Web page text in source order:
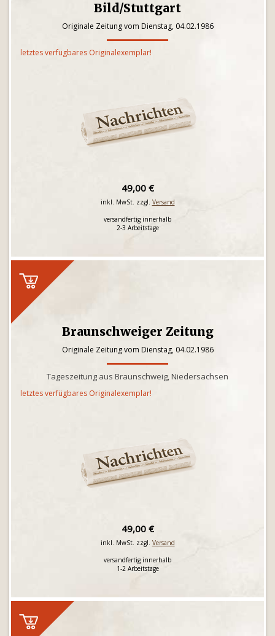
Bild/Stuttgart
Originale Zeitung vom Dienstag, 04.02.1986
letztes verfügbares Originalexemplar!
49,00 €
inkl. MwSt. zzgl. Versand
versandfertig innerhalb
2-3 Arbeitstage
Braunschweiger Zeitung
Originale Zeitung vom Dienstag, 04.02.1986
Tageszeitung aus Braunschweig, Niedersachsen
letztes verfügbares Originalexemplar!
49,00 €
inkl. MwSt. zzgl. Versand
versandfertig innerhalb
1-2 Arbeitstage